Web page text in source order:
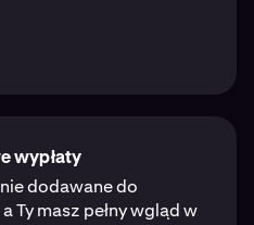
wypłaty
dodawane do
Ty masz pełny wgląd w